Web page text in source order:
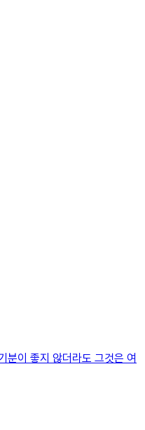
분이 좋지 않더라도 그것은 여